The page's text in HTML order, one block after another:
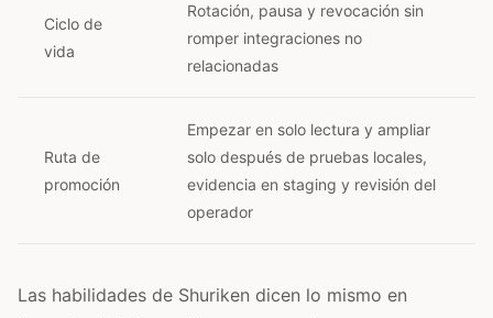
Ciclo de
vida
Rotación, pausa y revocación sin
romper integraciones no
relacionadas
Ruta de
promoción
Empezar en solo lectura y ampliar
solo después de pruebas locales,
evidencia en staging y revisión del
operador
Las habilidades de Shuriken dicen lo mismo en